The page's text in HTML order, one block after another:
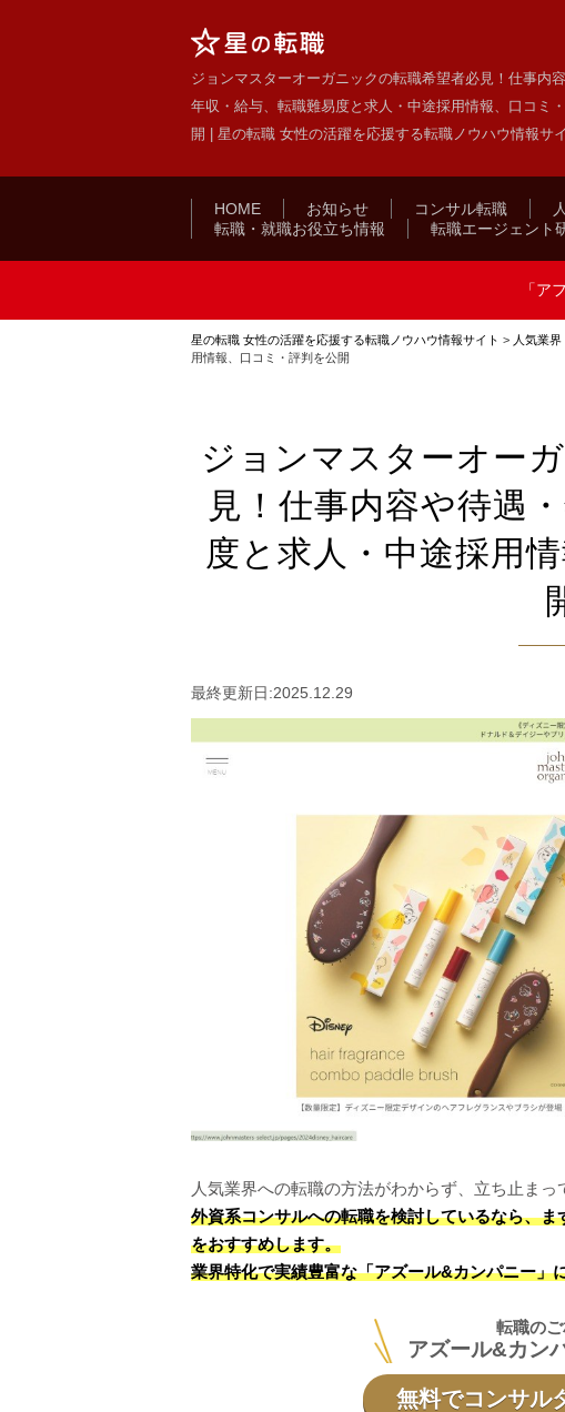
ジョンマスターオーガニックの転職希望者必見！仕事内容
年収・給与、転職難易度と求人・中途採用情報、口コミ
開 | 星の転職 女性の活躍を応援する転職ノウハウ情報サ
HOME お知らせ コンサル転職
転職・就職お役立ち情報
転職エージェント
「ア
星の転職 女性の活躍を応援する転職ノウハウ情報サイト > 人気業
用情報、口コミ・評判を公開
ジョンマスターオー
見！仕事内容や待遇
度と求人・中途採用
最終更新日:2025.12.29
人気業界への転職の方法がわからず、立ち止まっ
外資系コンサルへの転職を検討しているなら、
をおすすめします。
業界特化で実績豊富な「アズール&カンパニー」
転職の
アズール&カン
無料でコンサル